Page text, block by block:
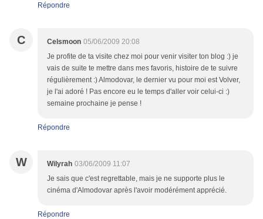
Répondre
C Celsmoon 05/06/2009 20:08
Je profite de ta visite chez moi pour venir visiter ton blog :) je
vais de suite te mettre dans mes favoris, histoire de te suivre
régulièrement :) Almodovar, le dernier vu pour moi est Volver,
je l'ai adoré ! Pas encore eu le temps d'aller voir celui-ci :)
semaine prochaine je pense !
Répondre
W Wilyrah 03/06/2009 11:07
Je sais que c'est regrettable, mais je ne supporte plus le
cinéma d'Almodovar après l'avoir modérément apprécié.
Répondre